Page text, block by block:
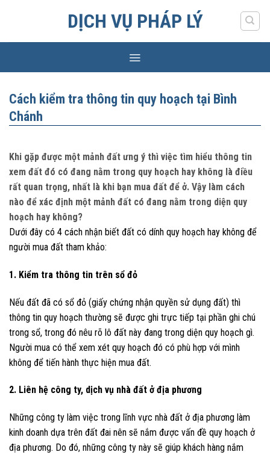
DỊCH VỤ PHÁP LÝ
Cách kiểm tra thông tin quy hoạch tại Bình
Chánh
Khi gặp được một mảnh đất ưng ý thì việc tìm hiểu thông tin
xem đất đó có đang nằm trong quy hoạch hay không là điều
rất quan trọng, nhất là khi bạn mua đất để ở. Vậy làm cách
nào để xác định một mảnh đất có đang nằm trong diện quy
hoạch hay không?
Dưới đây có 4 cách nhận biết đất có dính quy hoạch hay không để
người mua đất tham khảo:
1. Kiểm tra thông tin trên sổ đỏ
Nếu đất đã có sổ đỏ (giấy chứng nhận quyền sử dụng đất) thì
thông tin quy hoạch thường sẽ được ghi trực tiếp tại phần ghi chú
trong sổ, trong đó nêu rõ lô đất này đang trong diện quy hoạch gì.
Người mua có thể xem xét quy hoạch đó có phù hợp với mình
không để tiến hành thực hiện mua đất.
2. Liên hệ công ty, dịch vụ nhà đất ở địa phương
Những công ty làm việc trong lĩnh vực nhà đất ở địa phương làm
kinh doanh dựa trên đất đai nên sẽ nắm được vấn đề quy hoạch ở
địa phương. Do đó, những công ty này sẽ giúp khách hàng nắm